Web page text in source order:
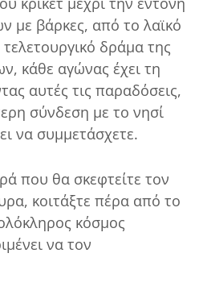
με βάρκες, από το λαϊκό
δράμα της
κάθε αγώνας έχει τη
αυτές τις παραδόσεις,
σύνδεση με το νησί
να συμμετάσχετε.
που θα σκεφτείτε τον
κοιτάξτε πέρα από το
κόσμος
να τον